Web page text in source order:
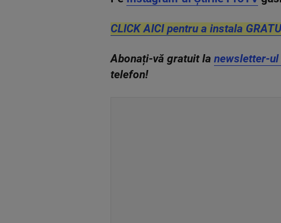
CLICK AICI pentru a instala
Abonați-vă gratuit la newsletter-ul
telefon!